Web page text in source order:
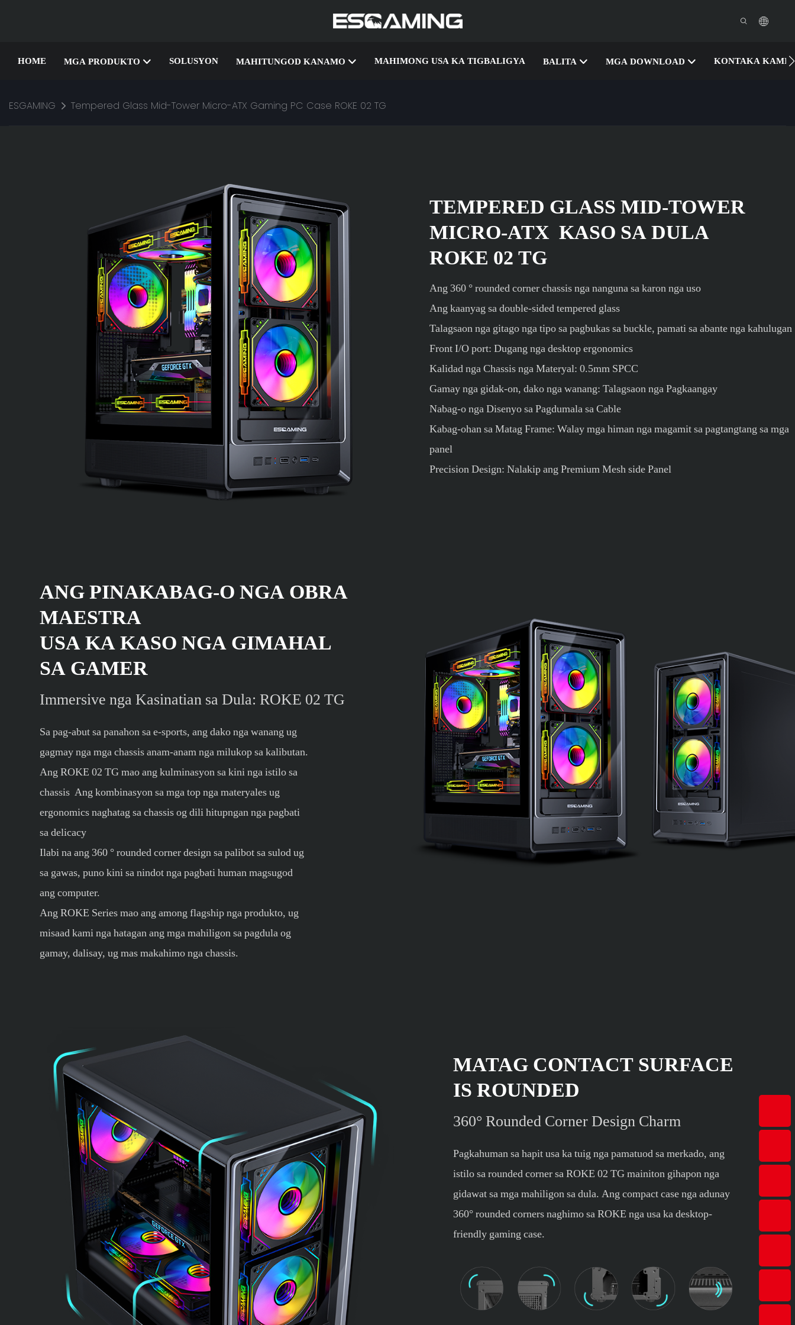
HOME MGA PRODUKTO SOLUSYON MAHITUNGOD KANAMO MAHIMONG USA KA TIGBALIGYA BALITA MGA DOWNLOAD KONTAKA KAMI
ESGAMING Tempered Glass Mid-Tower Micro-ATX Gaming PC Case ROKE 02 TG
TEMPERED GLASS MID-TOWER
MICRO-ATX KASO SA DULA
ROKE 02 TG
Ang 360 ° rounded corner chassis nga nanguna sa karon nga uso
Ang kaanyag sa double-sided tempered glass
Talagsaon nga gitago nga tipo sa pagbukas sa buckle, pamati sa abante nga kahulugan
Front I/O port: Dugang nga desktop ergonomics
Kalidad nga Chassis nga Materyal: 0.5mm SPCC
Gamay nga gidak-on, dako nga wanang: Talagsaon nga Pagkaangay
Nabag-o nga Disenyo sa Pagdumala sa Cable
Kabag-ohan sa Matag Frame: Walay mga himan nga magamit sa pagtangtang sa mga
panel
Precision Design: Nalakip ang Premium Mesh side Panel
ANG PINAKABAG-O NGA OBRA
MAESTRA
USA KA KASO NGA GIMAHAL
SA GAMER
Immersive nga Kasinatian sa Dula: ROKE 02 TG
Sa pag-abut sa panahon sa e-sports, ang dako nga wanang ug
gagmay nga mga chassis anam-anam nga milukop sa kalibutan.
Ang ROKE 02 TG mao ang kulminasyon sa kini nga istilo sa
chassis Ang kombinasyon sa mga top nga materyales ug
ergonomics naghatag sa chassis og dili hitupngan nga pagbati
sa delicacy
Ilabi na ang 360 ° rounded corner design sa palibot sa sulod ug
sa gawas, puno kini sa nindot nga pagbati human magsugod
ang computer.
Ang ROKE Series mao ang among flagship nga produkto, ug
misaad kami nga hatagan ang mga mahiligon sa pagdula og
gamay, dalisay, ug mas makahimo nga chassis.
MATAG CONTACT SURFACE
IS ROUNDED
360° Rounded Corner Design Charm
Pagkahuman sa hapit usa ka tuig nga pamatuod sa merkado, ang
istilo sa rounded corner sa ROKE 02 TG mainiton gihapon nga
gidawat sa mga mahiligon sa dula. Ang compact case nga adunay
360° rounded corners naghimo sa ROKE nga usa ka desktop-
friendly gaming case.